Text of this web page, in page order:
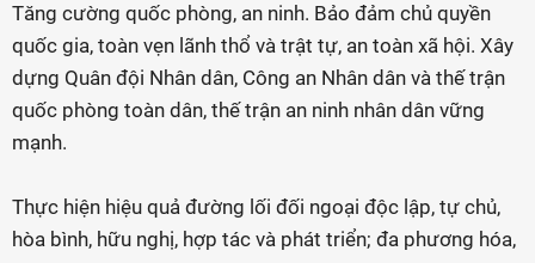
Tăng cường quốc phòng, an ninh. Bảo đảm chủ quyền
quốc gia, toàn vẹn lãnh thổ và trật tự, an toàn xã hội. Xây
dựng Quân đội Nhân dân, Công an Nhân dân và thế trận
quốc phòng toàn dân, thế trận an ninh nhân dân vững
mạnh.
Thực hiện hiệu quả đường lối đối ngoại độc lập, tự chủ,
hòa bình, hữu nghị, hợp tác và phát triển; đa phương hóa,